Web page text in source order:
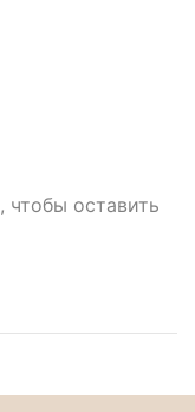
, чтобы оставить